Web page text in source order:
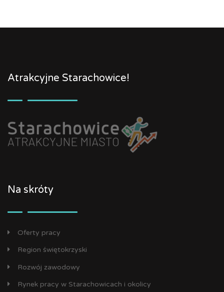
Atrakcyjne Starachowice!
Na skróty
Oferty pracy
Region świętokrzyski
Rozwój zawodowy
Rynek pracy w Starachowicach i okolicy